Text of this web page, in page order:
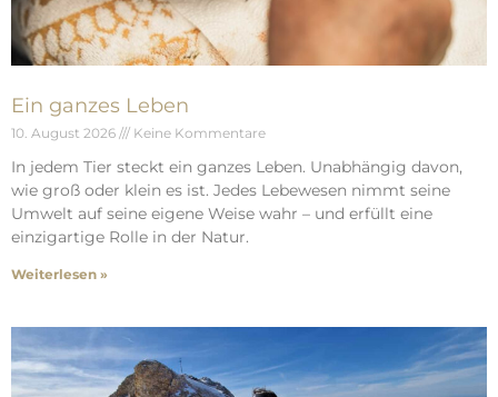
Ein ganzes Leben
10. August 2026 Keine Kommentare
In jedem Tier steckt ein ganzes Leben. Unabhängig davon,
wie groß oder klein es ist. Jedes Lebewesen nimmt seine
Umwelt auf seine eigene Weise wahr – und erfüllt eine
einzigartige Rolle in der Natur.
Weiterlesen »